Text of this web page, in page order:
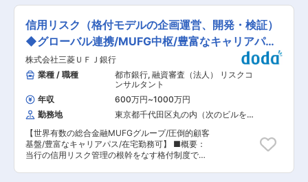
働き方： ・子育ての段階に応じた育児支援制度
や、介護のための休暇・短時間勤務制度をはじ
め、福利厚生制度の充実に取り組んでいます。 ・
場所と時間に縛られず柔軟な働き方を実現するた
め、就業時刻を最大1.5時間前後調整可能な「セレ
クト時差勤務制度」や「在宅勤務制度」の拡充、
サテライトオフィスの開設も進めています。 ・キ
ャリア採用者やグループ内他社からの出向者、行
内の他部署から希望して異動してきたメンバーも
在籍。組織として非常に多様性があり、キャリア
採用者の提案も柔軟に受け入れる雰囲気あり。 変
更の範囲：会社の定める業務
場リスク計測システムの数値検証 ・国際金融規制
等に関わる市場リスク計測についての当局対応・
折衝 ■業務の魅力： ・本邦トップクラスの金融
機関において、リスク管理高度化を担うモデル開
発に携わることができます。 ・銀行に加え、信
託・証券領域の商品（証券化商品、仕組債等）や
その評価モデルに関する知見を獲得でき、専門性
の幅を広げることができます。 ・海外拠点との協
働により、国際金融規制や先進的なリスク計測モ
デルに関する実務経験を積むことができます。 ・
クオンツスキル向上のための研修プログラムも整
備されています。 ・多様なキャリアパスがありま
す。本人の志向や適正に応じ、マネジメントを目
指すキャリアパスのほか、高い専門性を認定する
人事・処遇制度の適用を目指すこともできます。
■身につくスキル ・金融工学・統計解析に関する
信用リスク（格付モデルの企画運営、開発・検証）
◆グローバル連携/MUFG中枢/豊富なキャリアパス
◆
株式会社三菱ＵＦＪ銀行
業種 / 職種
都市銀行, 融資審査（法人） リスクコ
ンサルタント
年収
600万円~1000万円
勤務地
東京都千代田区丸の内（次のビルを除
【世界有数の総合金融MUFGグループ/圧倒的顧客
基盤/豊富なキャリアパス/在宅勤務可】 ■概要：
当行の信用リスク管理の根幹をなす格付制度で使